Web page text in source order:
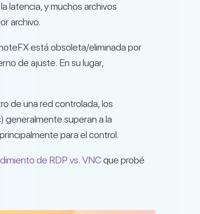
latencia, y muchos archivos
archivo.
está obsoleta/eliminada por
de ajuste. En su lugar,
de una red controlada, los
generalmente superan a la
para el control.
de RDP vs. VNCque probé